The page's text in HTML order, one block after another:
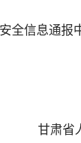
全信息通报
甘肃省